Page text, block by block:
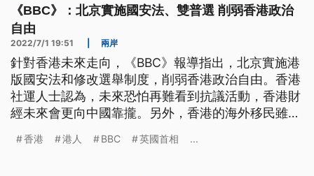
《BBC》：北京實施國安法、雙普選 削弱香港政治
自由
2022/7/1 19:51 兩岸
針對香港未來走向，《BBC》報導指出，北京實施港
版國安法和修改選舉制度，削弱香港政治自由。香港
社運人士認為，未來恐怕再難看到抗議活動，香港財
經未來會更向中國靠攏。另外，香港的海外移民雖然
港人會更愛國。
香港 港人 BBC 英國首相 ...